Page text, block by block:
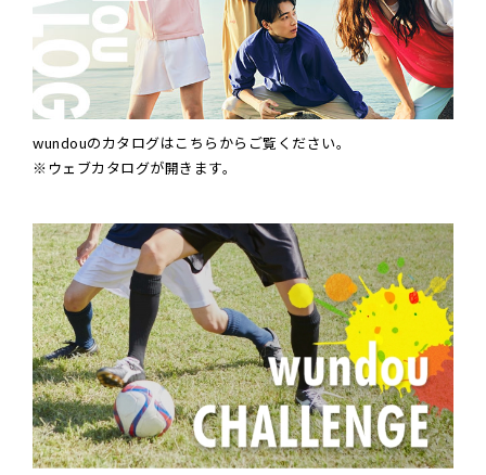
wundouのカタログはこちらからご覧ください。
※ウェブカタログが開きます。